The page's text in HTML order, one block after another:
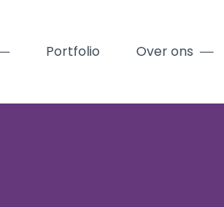
Portfolio Over ons